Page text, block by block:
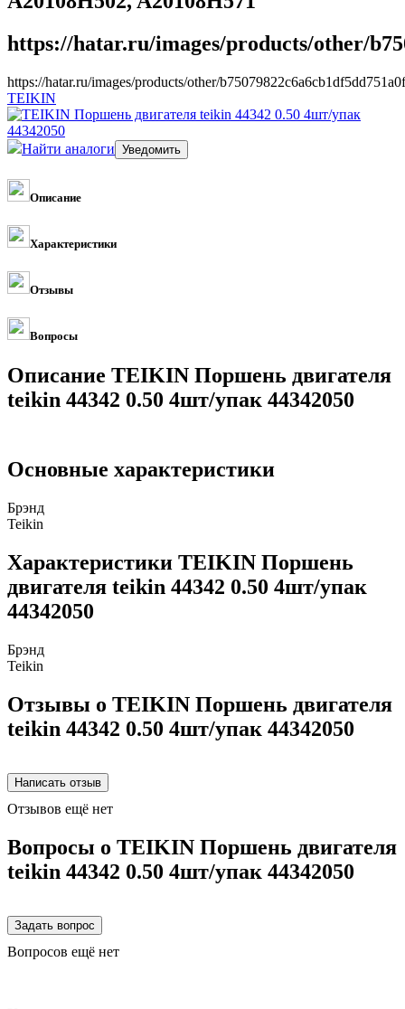
https://hatar.ru/images/products/other/
https://hatar.ru/images/products/other/
TEIKIN
Найти аналоги
Описание
Характеристики
Отзывы
Вопросы
Описание TEIKIN Поршень двигателя
teikin 44342 0.50 4шт/упак 44342050
Основные характеристики
Брэнд
Teikin
Характеристики TEIKIN Поршень
двигателя teikin 44342 0.50 4шт/упак
44342050
Брэнд
Teikin
Отзывы о TEIKIN Поршень двигателя
teikin 44342 0.50 4шт/упак 44342050
Отзывов ещё нет
Вопросы о TEIKIN Поршень двигателя
teikin 44342 0.50 4шт/упак 44342050
Вопросов ещё нет